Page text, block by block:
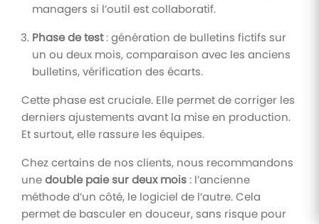
managers si l’outil est collaboratif.
Phase de test: génération de bulletins fictifs sur
un ou deux mois, comparaison avec les anciens
bulletins, vérification des écarts.
Cette phase est cruciale. Elle permet de corriger les
derniers ajustements avant la mise en production.
Et surtout, elle rassure les équipes.
Chez certains de nos clients, nous recommandons
unedouble paie sur deux mois: l’ancienne
méthode d’un côté, le logiciel de l’autre. Cela
permet de basculer en douceur, sans risque pour